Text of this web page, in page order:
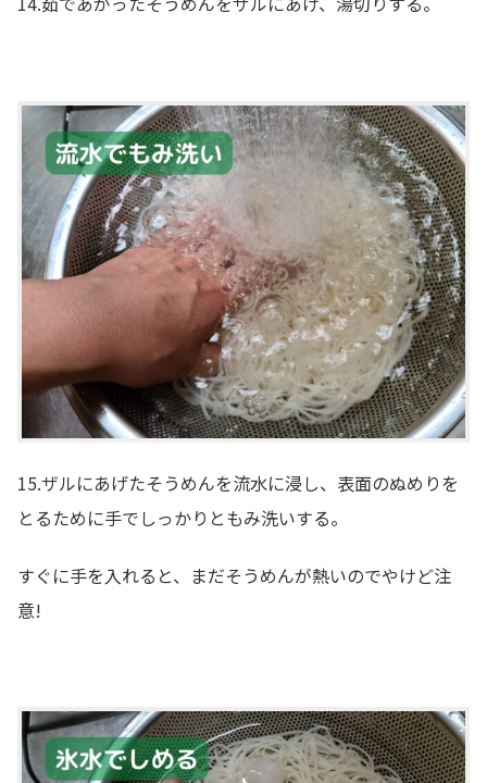
15.ザルにあげたそうめんを流水に浸し、表面のぬめりを
とるために手でしっかりともみ洗いする。
すぐに手を入れると、まだそうめんが熱いのでやけど注
意!